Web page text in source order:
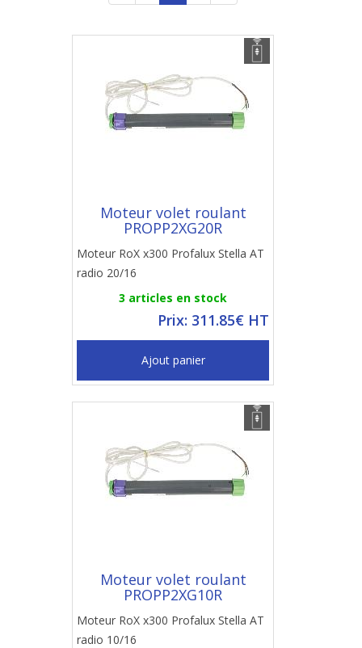
Moteur volet roulant
PROPP2XG20R
Moteur RoX x300 Profalux Stella AT
radio 20/16
3 articles en stock
Prix: 311.85€ HT
Ajout panier
Moteur volet roulant
PROPP2XG10R
Moteur RoX x300 Profalux Stella AT
radio 10/16